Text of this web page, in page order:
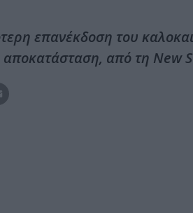
επανέκδοση του
από τη New